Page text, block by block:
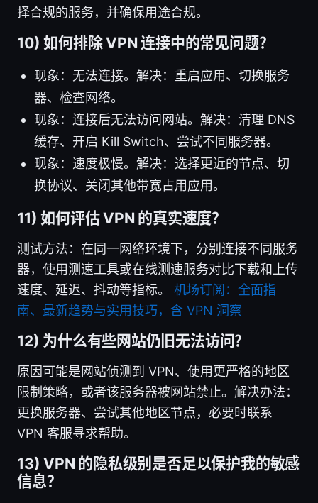
择合规的服务，并确保用途合规。
10) 如何排除 VPN 连接中的常见问题？
现象：无法连接。解决：重启应用、切换服务
器、检查网络。
现象：连接后无法访问网站。解决：清理 DNS
缓存、开启 Kill Switch、尝试不同服务器。
现象：速度极慢。解决：选择更近的节点、切
换协议、关闭其他带宽占用应用。
11) 如何评估 VPN 的真实速度？
测试方法：在同一网络环境下，分别连接不同服务
器，使用测速工具或在线测速服务对比下载和上传
速度、延迟、抖动等指标。 机场订阅：全面指
南、最新趋势与实用技巧，含 VPN 洞察
12) 为什么有些网站仍旧无法访问？
原因可能是网站侦测到 VPN、使用更严格的地区
限制策略，或者该服务器被网站禁止。解决办法：
更换服务器、尝试其他地区节点，必要时联系
VPN 客服寻求帮助。
13) VPN 的隐私级别是否足以保护我的敏感
信息？